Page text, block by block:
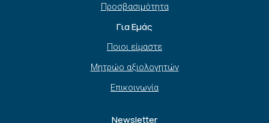
Προσβασιμότητα
Για Εμάς
Ποιοι είμαστε
Μητρώο αξιολογητών
Επικοινωνία
Newsletter